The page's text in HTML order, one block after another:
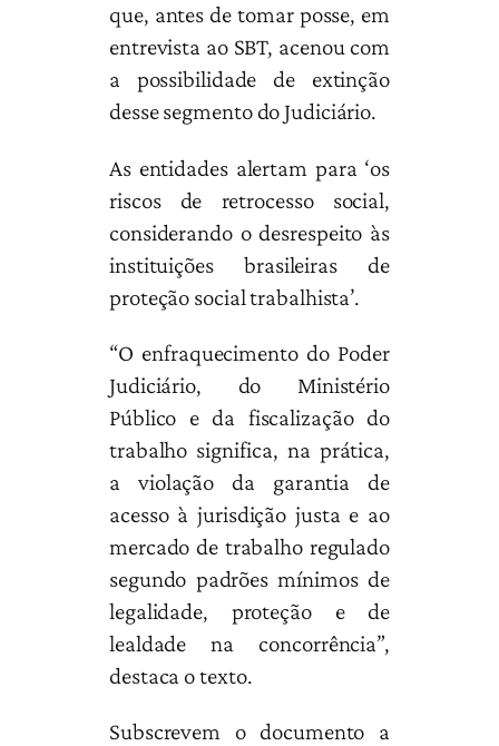
que, antes de tomar posse, em
entrevista ao SBT, acenou com
a possibilidade de extinção
desse segmento do Judiciário.
As entidades alertam para ‘os
riscos de retrocesso social,
considerando o desrespeito às
instituições brasileiras de
proteção social trabalhista’.
“O enfraquecimento do Poder
Judiciário, do Ministério
Público e da fiscalização do
trabalho significa, na prática,
a violação da garantia de
acesso à jurisdição justa e ao
mercado de trabalho regulado
segundo padrões mínimos de
legalidade, proteção e de
lealdade na concorrência”,
destaca o texto.
Subscrevem o documento a